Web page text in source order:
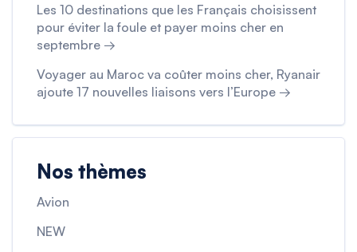
Les 10 destinations que les Français choisissent
pour éviter la foule et payer moins cher en
septembre →
Voyager au Maroc va coûter moins cher, Ryanair
ajoute 17 nouvelles liaisons vers l’Europe →
Nos thèmes
Avion
NEW